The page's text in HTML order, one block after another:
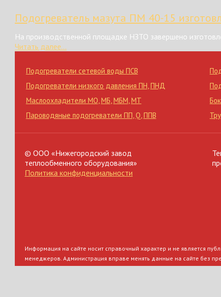
Подогреватель мазута ПМ 40-15
На производственной площадке НЗТО завершено
Читать далее...
Подогреватели сетевой воды ПСВ
Подогреватели низкого давления ПН,ПНД
Маслоохладители МО,МБ,МБМ,МТ
Пароводяные подогреватели ПП,Q,ППВ
© ООО «Нижегородский завод
теплообменного оборудования»
Политика конфиденциальности
Информация на сайте носит справочный характер и не является
менеджеров. Администрация вправе менять данные на сайте без